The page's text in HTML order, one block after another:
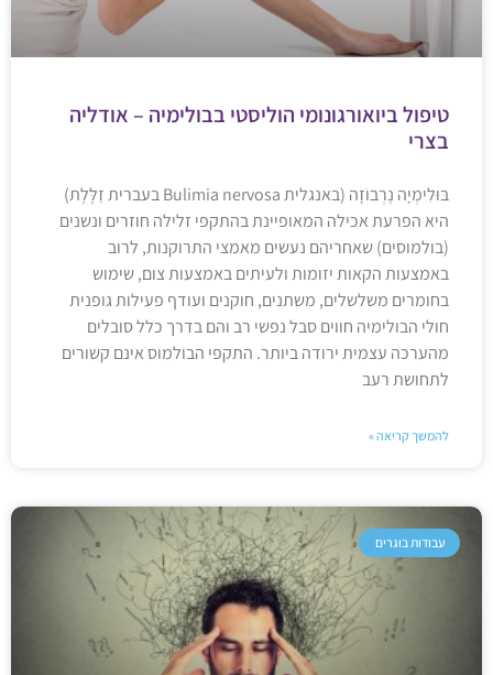
טיפול ביואורגונומי הוליסטי בבולימיה – אודליה
בצרי
בּוּלִימְיָה נֶרְבוֹזָה (באנגלית Bulimia nervosa בעברית זַלֶּלֶת)
היא הפרעת אכילה המאופיינת בהתקפי זלילה חוזרים ונשנים
(בולמוסים) שאחריהם נעשים מאמצי התרוקנות, לרוב
באמצעות הקאות יזומות ולעיתים באמצעות צום, שימוש
בחומרים משלשלים, משתנים, חוקנים ועודף פעילות גופנית
חולי הבולימיה חווים סבל נפשי רב והם בדרך כלל סובלים
מהערכה עצמית ירודה ביותר. התקפי הבולמוס אינם קשורים
לתחושת רעב
להמשך קריאה »
עבודות בוגרים